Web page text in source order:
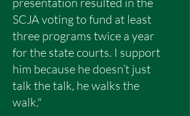
SCJA voting to fund at least
three programs twice a year
for the state courts. I support
him because he doesn’t just
talk the talk, he walks the
walk."